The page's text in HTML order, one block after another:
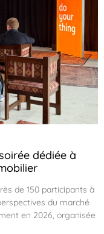
dédiée à
de 150 participants à
du marché
en 2026, organisée